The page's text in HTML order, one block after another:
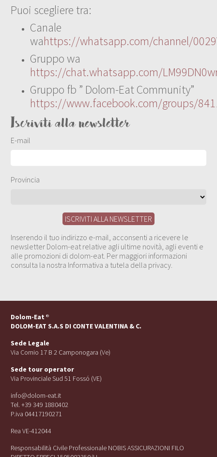
Puoi scegliere tra:
Canale
wahttps://whatsapp.com/channel/
Gruppo wa
https://chat.whatsapp.com/
Gruppo fb ” Dolom-Eat Community”
https://www.facebook.com/groups/
Iscriviti alla newsletter
E-mail
Provincia
Inserendo il tuo indirizzo e-mail, acconsenti a ricevere le
newsletter Dolom-eat relative agli ultime novità, agli eventi e
alle promozioni di dolom-eat. Per maggiori informazioni
consulta la nostra Informativa a tutela della privacy.
Dolom-Eat ®
DOLOM-EAT S.A.S DI CONTE VALENTINA & C.
Sede Legale
Via Cornio 17 B 2 Camponogara (Ve)
Sede tour operator
Via Provinciale Sud 51 Fossó (VE)
info@dolom-eat.it
Tel. +39 349 1880402
P.iva 04417190271
Rea VE-412044
Responsabilità Civile Professionale NOBIS ASSICURAZIONI FILO